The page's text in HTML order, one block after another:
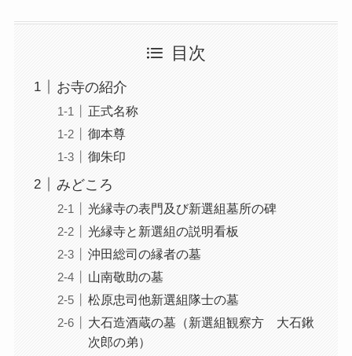
目次
お寺の紹介
正式名称
御本尊
御朱印
みどころ
光縁寺の表門及び新選組墓所の碑
光縁寺と新選組の説明看板
沖田総司の縁者の墓
山南敬助の墓
松原忠司他新選組隊士の墓
大石造酒蔵の墓（新選組観察方 大石鍬
次郎の弟）